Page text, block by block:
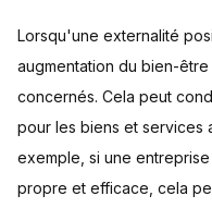
Lorsqu'une externalité
augmentation du bien-
concernés. Cela peut
pour les biens et services
exemple, si une
propre et efficace, cela